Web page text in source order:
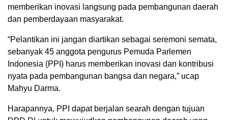
memberikan inovasi langsung pada pembangunan daerah
dan pemberdayaan masyarakat.
“Pelantikan ini jangan diartikan sebagai seremoni semata,
sebanyak 45 anggota pengurus Pemuda Parlemen
Indonesia (PPI) harus memberikan inovasi dan kontribusi
nyata pada pembangunan bangsa dan negara,” ucap
Mahyu Darma.
Harapannya, PPI dapat berjalan searah dengan tujuan